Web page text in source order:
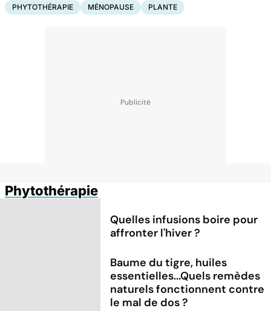
PHYTOTHÉRAPIE MÉNOPAUSE PLANTE
Phytothérapie
Quelles infusions boire pour
affronter l'hiver ?
Baume du tigre, huiles
essentielles...Quels remèdes
naturels fonctionnent contre
le mal de dos ?